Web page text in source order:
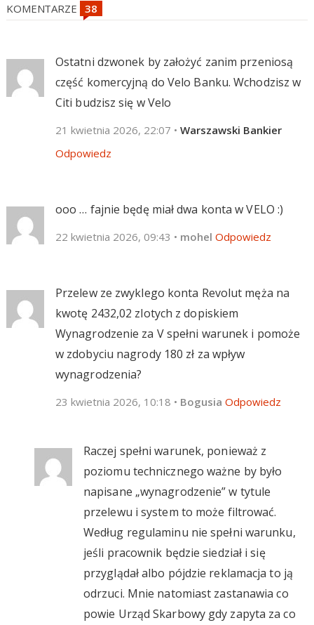
KOMENTARZE
Ostatni dzwonek by założyć zanim przeniosą
część komercyjną do Velo Banku. Wchodzisz w
Citi budzisz się w Velo
21 kwietnia 2026, 22:07 • Warszawski Bankier
Odpowiedz
ooo … fajnie będę miał dwa konta w VELO :)
22 kwietnia 2026, 09:43 • mohel Odpowiedz
Przelew ze zwyklego konta Revolut męża na
kwotę 2432,02 zlotych z dopiskiem
Wynagrodzenie za V spełni warunek i pomoże
w zdobyciu nagrody 180 zł za wpływ
wynagrodzenia?
23 kwietnia 2026, 10:18 • Bogusia Odpowiedz
Raczej spełni warunek, ponieważ z
poziomu technicznego ważne by było
napisane „wynagrodzenie” w tytule
przelewu i system to może filtrować.
Według regulaminu nie spełni warunku,
jeśli pracownik będzie siedział i się
przyglądał albo pójdzie reklamacja to ją
odrzuci. Mnie natomiast zastanawia co
powie Urząd Skarbowy gdy zapyta za co